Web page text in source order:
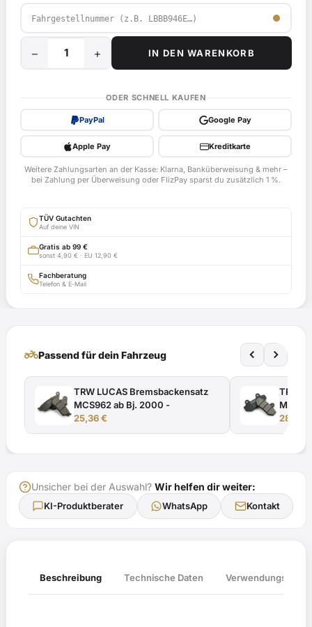
B94
2011
BE
Menge
− + IN DEN WARENKORB
ODER SCHNELL KAUFEN
PayPal Google Pay
Apple Pay Kreditkarte
Weitere Zahlungsarten an der Kasse: Klarna, Banküberweisung & mehr –
bei Zahlung per Überweisung oder FlizPay sparst du zusätzlich 1 %.
TÜV Gutachten
Auf deine VIN
Gratis ab 99 €
sonst 4,90 € · EU 12,90 €
Fachberatung
Telefon & E-Mail
two_wheelerPassend für dein Fahrzeug
TRW LUCAS Bremsbackensatz
MCS962 ab Bj. 2000 -
25,36€
TRW
28,60
Unsicher bei der Auswahl? Wir helfen dir weiter:
KI-Produktberater WhatsApp Kontakt
Beschreibung Technische Daten Verwendungsliste